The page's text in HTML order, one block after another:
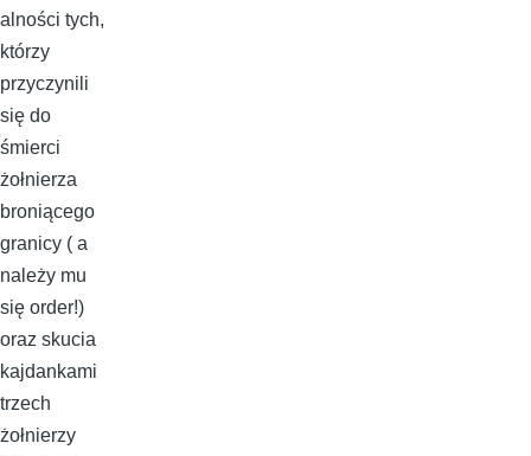
alności tych,
którzy
przyczynili
się do
śmierci
żołnierza
broniącego
granicy ( a
należy mu
się order!)
oraz skucia
kajdankami
trzech
żołnierzy